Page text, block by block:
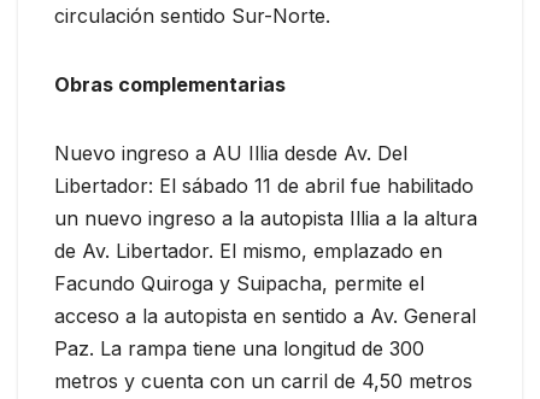
circulación sentido Sur-Norte.
Obras complementarias
Nuevo ingreso a AU Illia desde Av. Del
Libertador: El sábado 11 de abril fue habilitado
un nuevo ingreso a la autopista Illia a la altura
de Av. Libertador. El mismo, emplazado en
Facundo Quiroga y Suipacha, permite el
acceso a la autopista en sentido a Av. General
Paz. La rampa tiene una longitud de 300
metros y cuenta con un carril de 4,50 metros